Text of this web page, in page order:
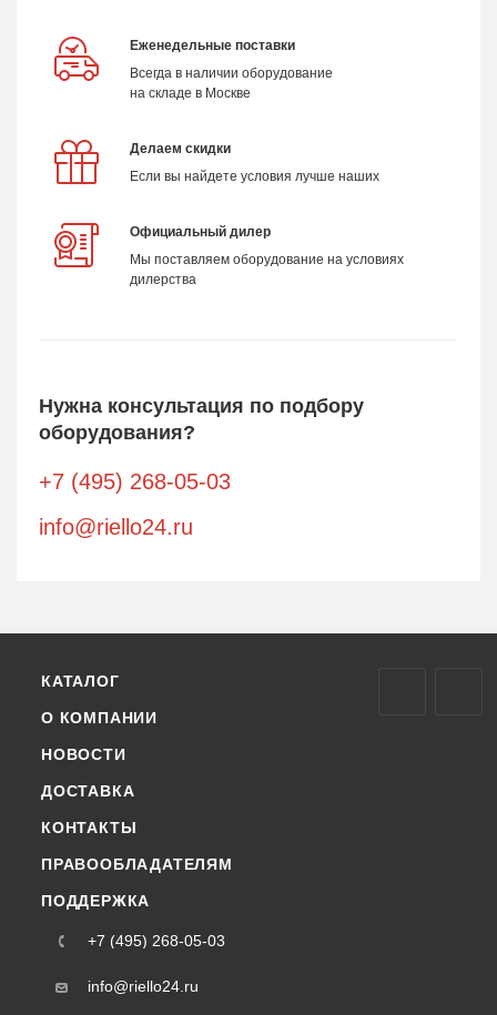
Еженедельные поставки
Всегда в наличии оборудование
на складе в Москве
Делаем скидки
Если вы найдете условия лучше наших
Официальный дилер
Мы поставляем оборудование на условиях
дилерства
Нужна консультация по подбору
оборудования?
+7 (495) 268-05-03
info@riello24.ru
КАТАЛОГ
О КОМПАНИИ
НОВОСТИ
ДОСТАВКА
КОНТАКТЫ
ПРАВООБЛАДАТЕЛЯМ
ПОДДЕРЖКА
+7 (495) 268-05-03
info@riello24.ru